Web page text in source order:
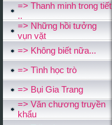
=> Thanh minh trong tiết
..
=> Những hồi tưởng
vụn vặt
=> Không biết nữa...
=> Tình học trò
=> Bụi Gia Trang
=> Văn chương truyền
khẩu